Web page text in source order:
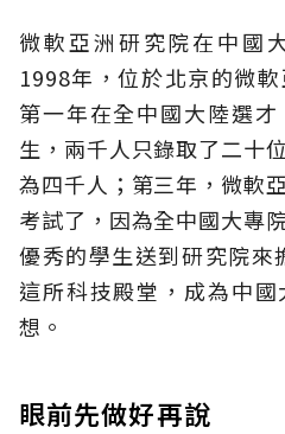
微軟亞洲研究院在中國
1998年，位於北京的微
第一年在全中國大陸選
生，兩千人只錄取了二十
為四千人；第三年，微軟
考試了，因為全中國大專
優秀的學生送到研究院來
這所科技殿堂，成為中
想。
眼前先做好再說